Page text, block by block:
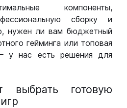
компоненты,
сборку и
нужен ли вам бюджетный
гейминга или топовая
у нас есть решения для
выбрать готовую